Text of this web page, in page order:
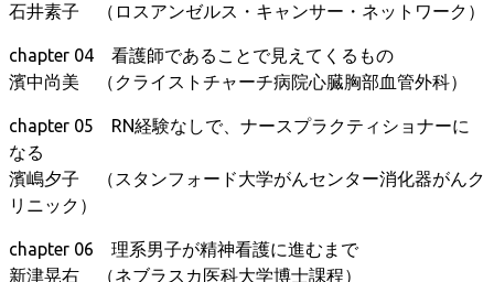
石井素子 （ロスアンゼルス・キャンサー・ネットワーク）
chapter 04 看護師であることで見えてくるもの
濱中尚美 （クライストチャーチ病院心臓胸部血管外科）
chapter 05 RN経験なしで、ナースプラクティショナーに
なる
濱嶋夕子 （スタンフォード大学がんセンター消化器がんク
リニック）
chapter 06 理系男子が精神看護に進むまで
新津晃右 （ネブラスカ医科大学博士課程）